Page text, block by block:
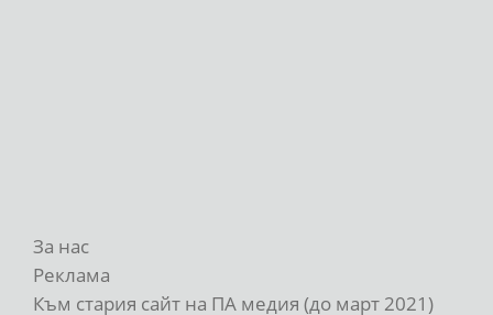
За нас
Реклама
Към стария сайт на ПА медия (до март 2021)